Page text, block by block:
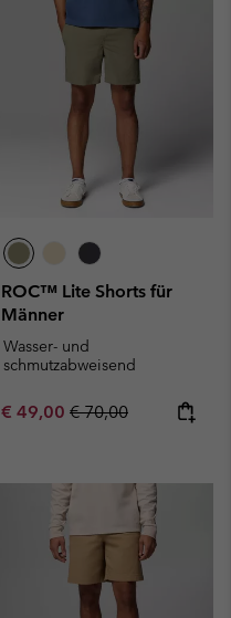
ROC™ Lite Shorts für
Männer
Wasser- und
schmutzabweisend
Sale price:
€ 49,00 Regular price:
€ 70,00